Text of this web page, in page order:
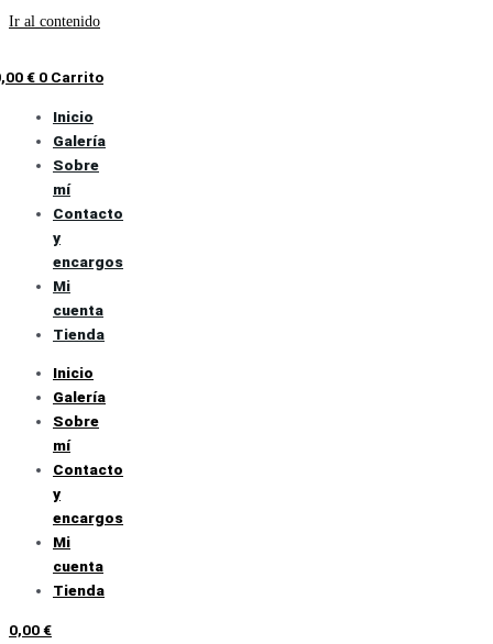
Ir al contenido
€ 0 Carrito
Inicio
Galería
Sobre
mí
Contacto
y
encargos
Mi
cuenta
Tienda
Inicio
Galería
Sobre
mí
Contacto
y
encargos
Mi
cuenta
Tienda
0,00€